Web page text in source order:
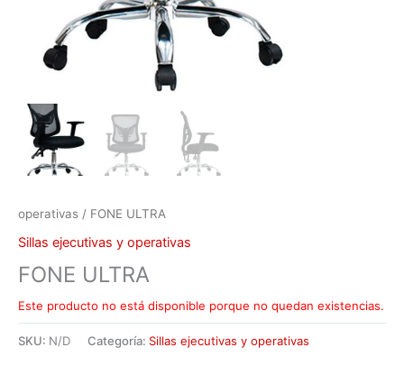
operativas / FONE ULTRA
Sillas ejecutivas y operativas
FONE ULTRA
Este producto no está disponible porque no quedan existencias.
SKU: N/D Categoría: Sillas ejecutivas y operativas